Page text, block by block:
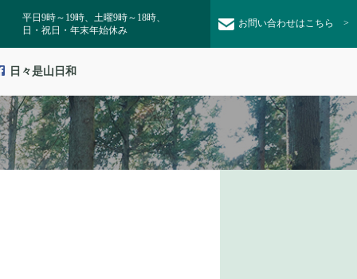
平日9時～19時、土曜9時～18時、
日・祝日・年末年始休み
お問い合わせはこちら >
日々是山日和